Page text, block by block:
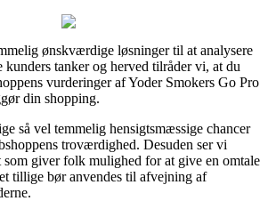
ønskværdige løsninger til at analysere
kunders tanker og herved tilråder vi, at du
vurderinger af Yoder Smokers Go Pro
din shopping.
så vel temmelig hensigtsmæssige chancer
troværdighed. Desuden ser vi
som giver folk mulighed for at give en omtale
tillige bør anvendes til afvejning af